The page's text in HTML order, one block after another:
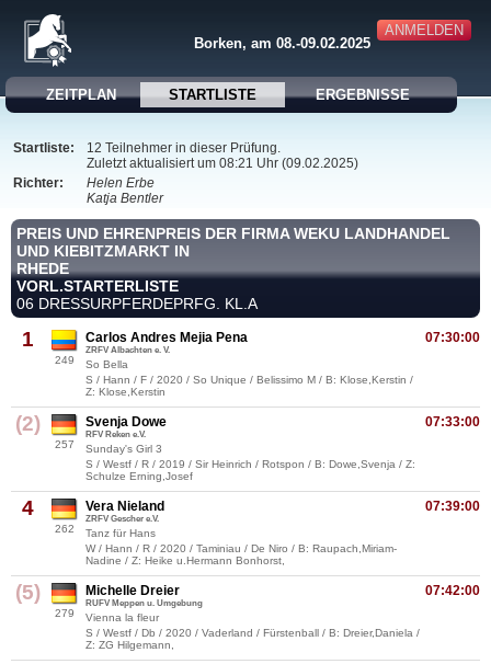
ANMELDEN
Borken, am 08.-09.02.2025
ZEITPLAN STARTLISTE ERGEBNISSE
Startliste:
12 Teilnehmer in dieser Prüfung.
Zuletzt aktualisiert um 08:21 Uhr (09.02.2025)
Richter:
Helen Erbe
Katja Bentler
PREIS UND EHRENPREIS DER FIRMA WEKU LANDHANDEL
UND KIEBITZMARKT IN
RHEDE
VORL.STARTERLISTE
06 DRESSURPFERDEPRFG. KL.A
1
249
07:30:00
Carlos Andres Mejia Pena
ZRFV Albachten e. V.
So Bella
S / Hann / F / 2020 / So Unique / Belissimo M / B: Klose,Kerstin /
Z: Klose,Kerstin
(2)
257
07:33:00
Svenja Dowe
RFV Reken e.V.
Sunday's Girl 3
S / Westf / R / 2019 / Sir Heinrich / Rotspon / B: Dowe,Svenja / Z:
Schulze Erning,Josef
4
262
07:39:00
Vera Nieland
ZRFV Gescher e.V.
Tanz für Hans
W / Hann / R / 2020 / Taminiau / De Niro / B: Raupach,Miriam-
Nadine / Z: Heike u.Hermann Bonhorst,
(5)
279
07:42:00
Michelle Dreier
RUFV Meppen u. Umgebung
Vienna la fleur
S / Westf / Db / 2020 / Vaderland / Fürstenball / B: Dreier,Daniela /
Z: ZG Hilgemann,